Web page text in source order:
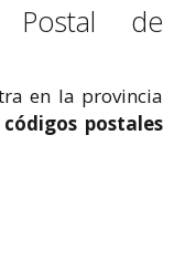
Postal de
en la provincia
códigos postales